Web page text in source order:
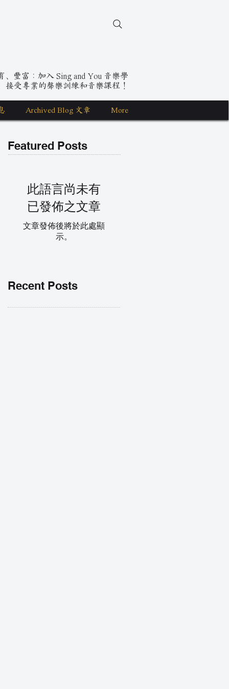
、豐富：加入 Sing and You 音樂學
接受專業的聲樂訓練和音樂課程！
Archived Blog 文章 More
Featured Posts
此語言尚未有
已發佈之文章
文章發佈後將於此處顯
示。
Recent Posts